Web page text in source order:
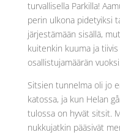
turvallisella Parkilla!
perin ulkona pidetyiksi
järjestämään sisällä,
kuitenkin kuuma ja
osallistujamäärän vuoksi.
Sitsien tunnelma oli jo
katossa, ja kun Helan
tulossa on hyvät sitsit.
nukkujatkin pääsivät